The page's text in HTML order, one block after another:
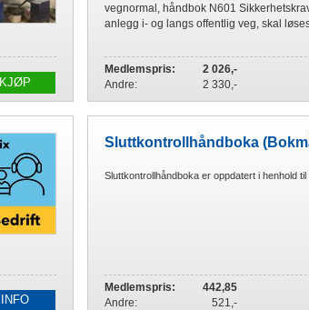
KJØP
vegnormal, håndbok N601
anlegg i- og langs offentlig veg, skal
Medlemspris:
2 026,-
Andre:
2 330,-
INFO
Sluttkontrollhåndboka
Sluttkontrollhåndboka er oppdatert i henhold til
Medlemspris:
442,85
Andre:
521,-